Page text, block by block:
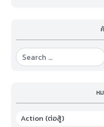
ห
Action (ต่อสู้)